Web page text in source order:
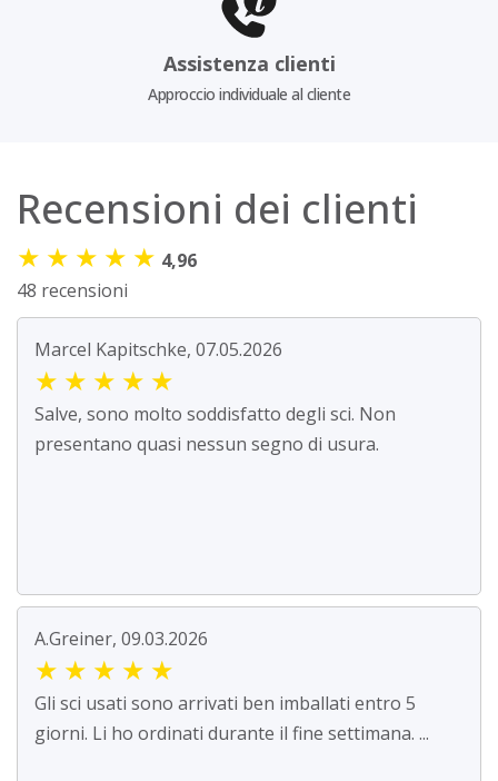
Assistenza clienti
Approccio individuale al cliente
Recensioni dei clienti
★ ★ ★ ★ ★ 4,96
48 recensioni
Marcel Kapitschke, 07.05.2026
★ ★ ★ ★ ★
Salve, sono molto soddisfatto degli sci. Non
presentano quasi nessun segno di usura.
A.Greiner, 09.03.2026
★ ★ ★ ★ ★
Gli sci usati sono arrivati ben imballati entro 5
giorni. Li ho ordinati durante il fine settimana. ...